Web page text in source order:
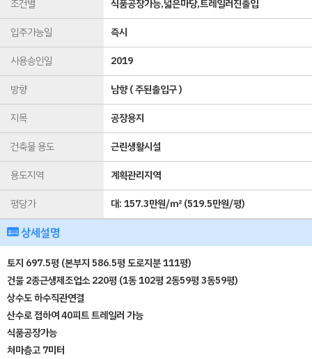
조건별
식품공장가능,넓은마당,트레일러진출입
입주가능일
즉시
사용승인일
2019
방향
남향 ( 주된출입구 )
지목
공장용지
건축물 용도
근린생활시설
용도지역
계획관리지역
평당가
대:157.3만원/㎡(519.5만원/평)
상세설명
토지 697.5평 (본부지 586.5평 도로지분 111평)
건물 2종근생제조업소 220평 (1동 102평 2동59평 3동59평)
상수도 하수직관연결
산수로 접하여 40피트 트레일러 가능
식품공장가능
처마층고 7미터